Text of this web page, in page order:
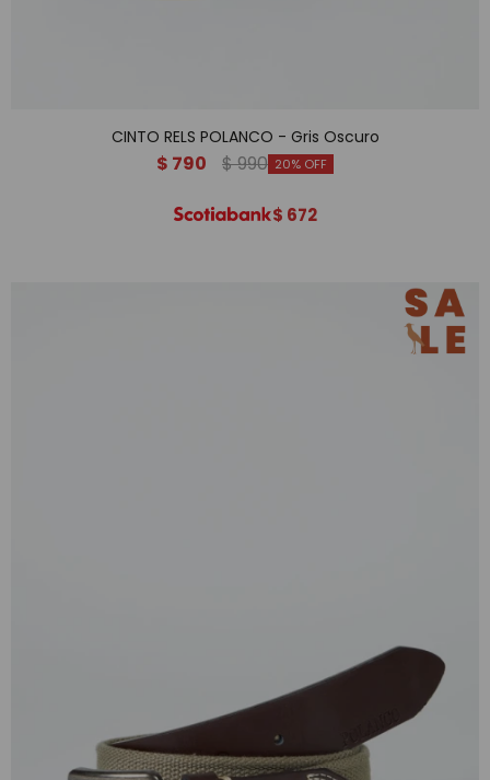
CINTO RELS POLANCO - Gris Oscuro
$ 790 $990 20
$ 672